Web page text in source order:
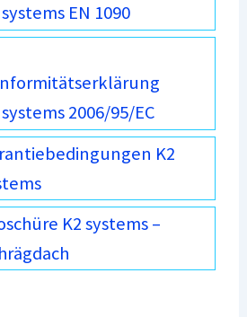
EN 1090
systems 2006/95/EC
K2
K2 systems –